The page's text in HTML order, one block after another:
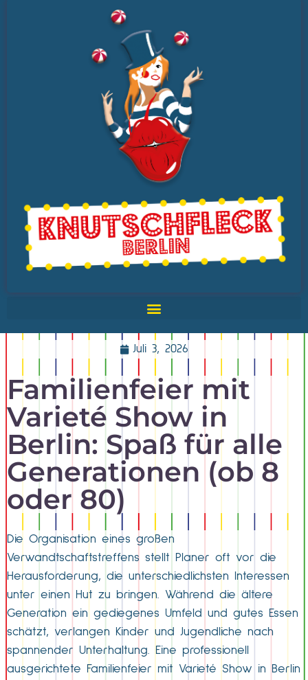
Juli 3, 2026
Familienfeier mit
Varieté Show in
Berlin: Spaß für alle
Generationen (ob 8
oder 80)
Die Organisation eines großen
Verwandtschaftstreffens stellt Planer oft vor die
Herausforderung, die unterschiedlichsten Interessen
unter einen Hut zu bringen. Während die ältere
Generation ein gediegenes Umfeld und gutes Essen
schätzt, verlangen Kinder und Jugendliche nach
spannender Unterhaltung. Eine professionell
ausgerichtete Familienfeier mit Varieté Show in Berlin